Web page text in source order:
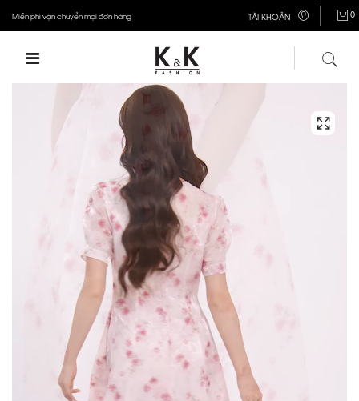
Miễn phí vận chuyển mọi đơn hàng TÀI KHOẢN 0